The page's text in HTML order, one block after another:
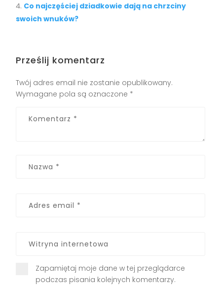
Co najczęściej dziadkowie dają na chrzciny
swoich wnuków?
Prześlij komentarz
Twój adres email nie zostanie opublikowany.
Wymagane pola są oznaczone *
Zapamiętaj moje dane w tej przeglądarce
podczas pisania kolejnych komentarzy.